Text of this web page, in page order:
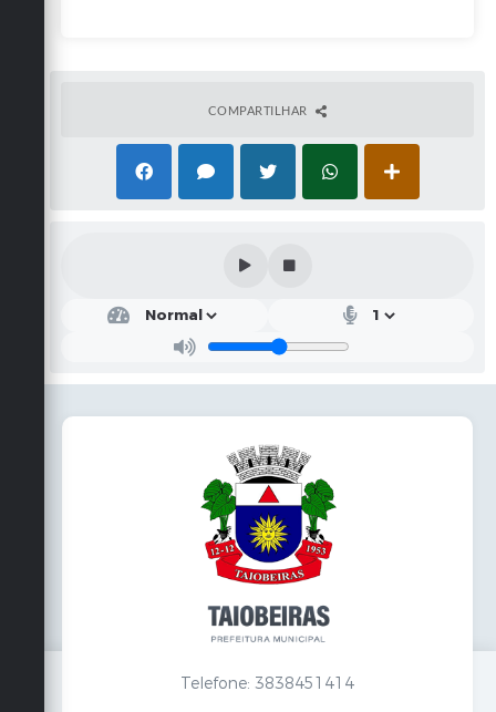
COMPARTILHAR
Telefone: 3838451414